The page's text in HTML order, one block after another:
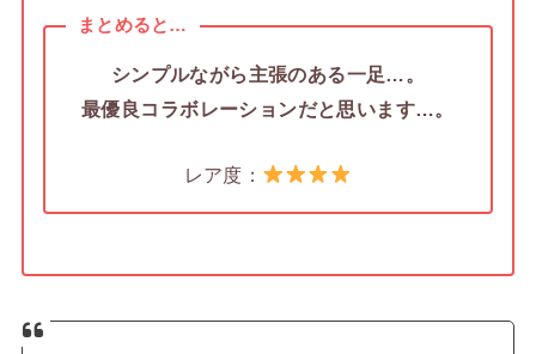
まとめると…
シンプルながら主張のある一足…。
最優良コラボレーションだと思います…。
レア度：